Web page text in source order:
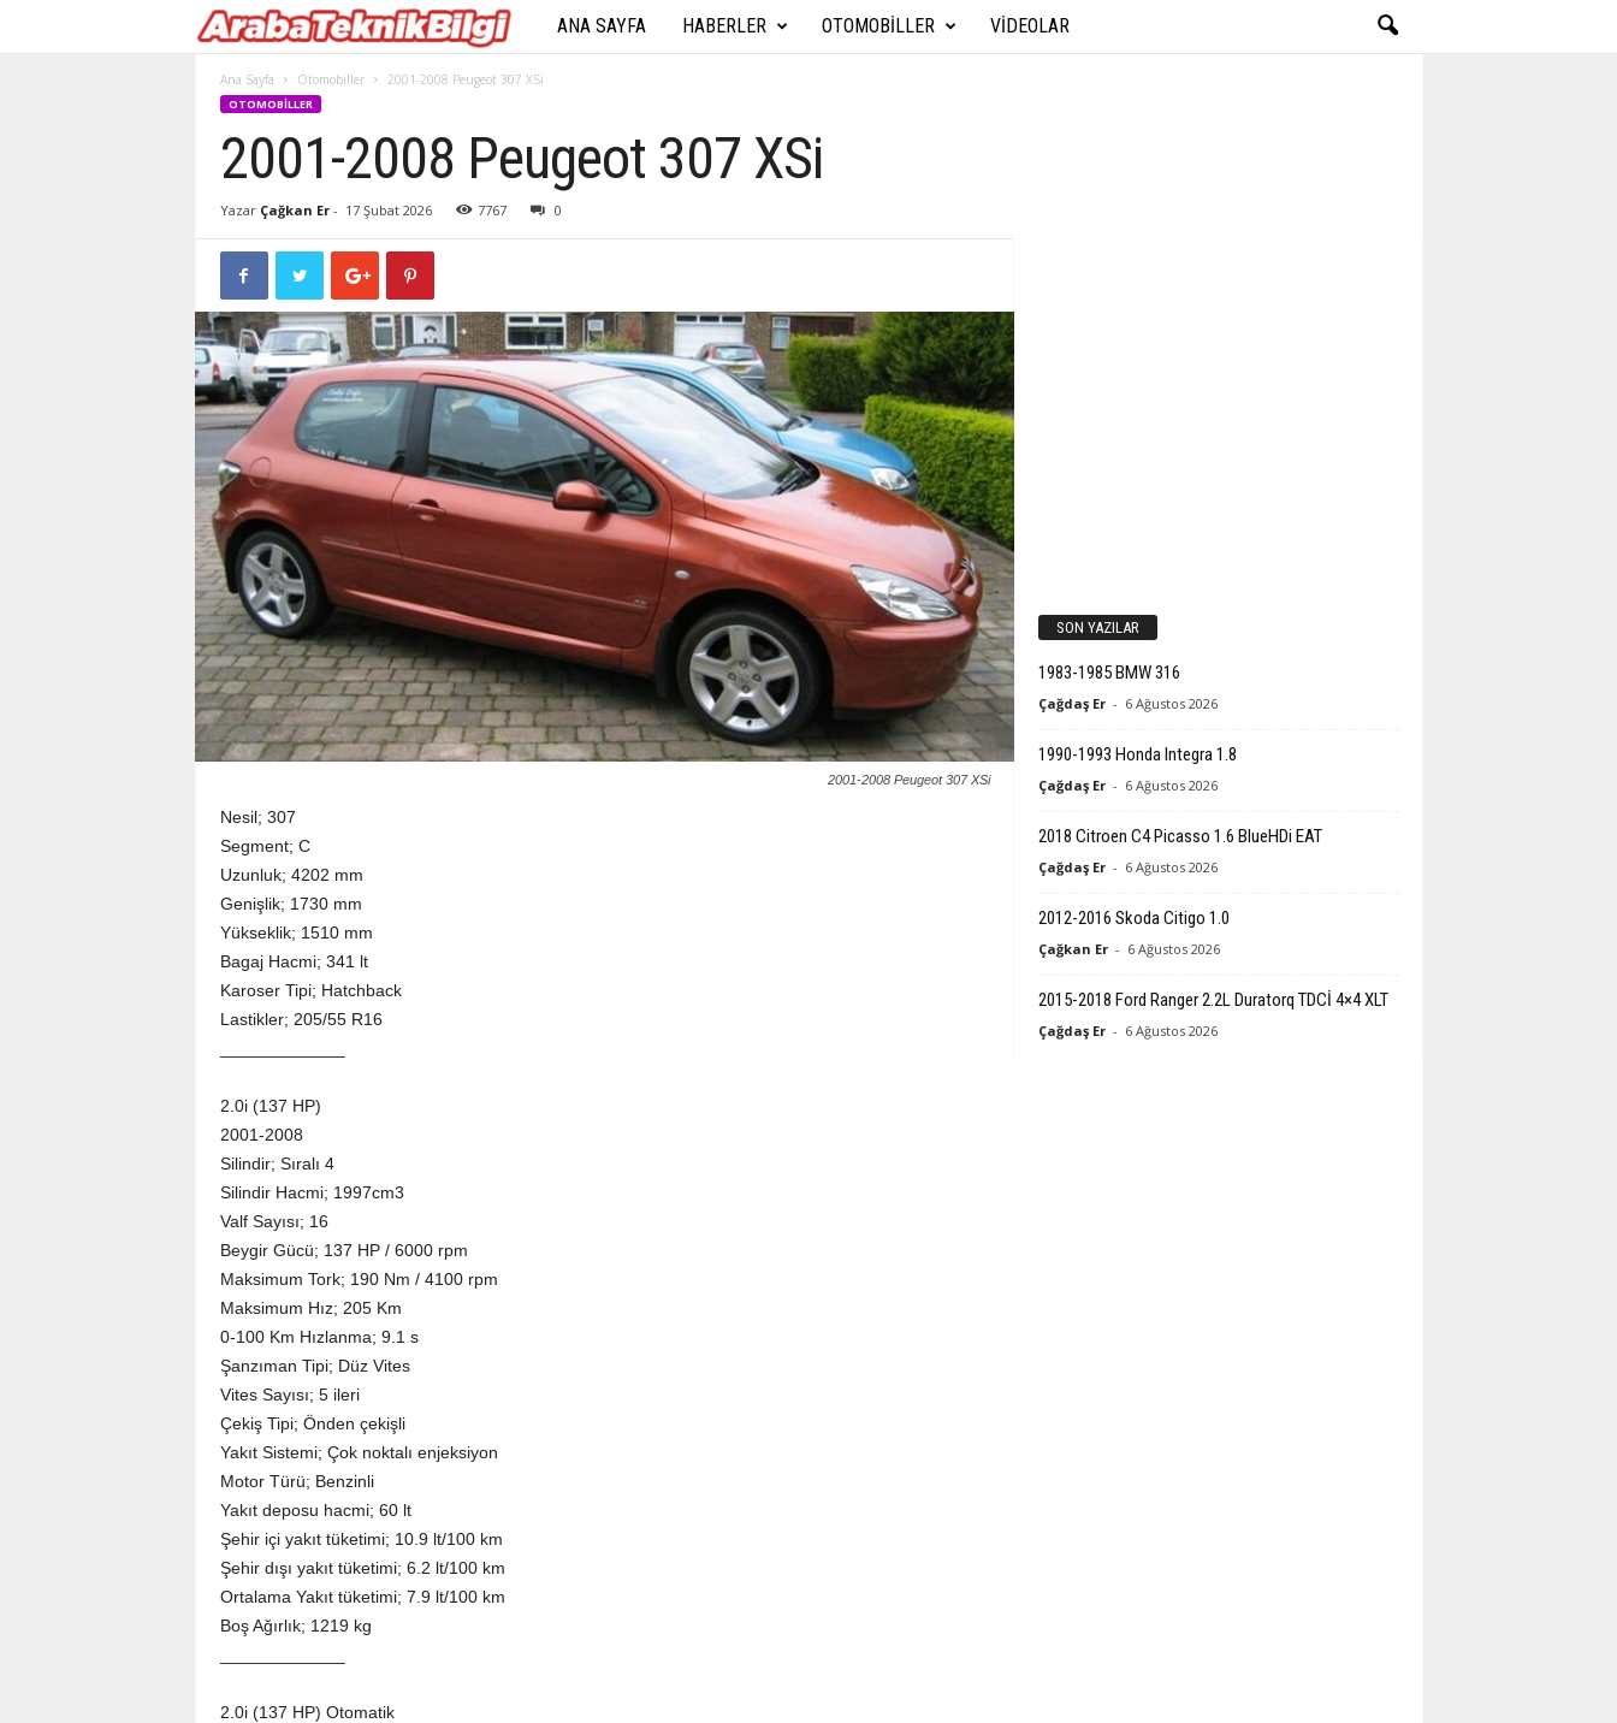
r
b
a
e
k
i
l
g
ANA SAYFA HABERLER OTOMOBILLER VIDEOLAR
Ana Sayfa Otomobiller 2001-2008 Peugeot 307 XSi
OTOMOBILLER
2001-2008 Peugeot 307 XSi
Yazar Çağkan Er- 17 Şubat 2026 7767 0
2001-2008 Peugeot 307 XSi
Nesil; 307
Segment; C
Uzunluk; 4202 mm
Genişlik; 1730 mm
Yükseklik; 1510 mm
Bagaj Hacmi; 341 lt
Karoser Tipi; Hatchback
Lastikler; 205/55 R16
2.0i (137 HP)
2001-2008
Silindir; Sıralı 4
Silindir Hacmi; 1997cm3
Valf Sayısı; 16
Beygir Gücü; 137 HP / 6000 rpm
Maksimum Tork; 190 Nm / 4100 rpm
Maksimum Hız; 205 Km
0-100 Km Hızlanma; 9.1 s
Şanzıman Tipi; Düz Vites
Vites Sayısı; 5 ileri
Çekiş Tipi; Önden çekişli
Yakıt Sistemi; Çok noktalı enjeksiyon
Motor Türü; Benzinli
Yakıt deposu hacmi; 60 lt
Şehir içi yakıt tüketimi; 10.9 lt/100 km
Şehir dışı yakıt tüketimi; 6.2 lt/100 km
Ortalama Yakıt tüketimi; 7.9 lt/100 km
Boş Ağırlık; 1219 kg
2.0i (137 HP) Otomatik
SON YAZILAR
1983-1985 BMW 316
Çağdaş Er - 6 Ağustos 2026
1990-1993 Honda Integra 1.8
Çağdaş Er - 6 Ağustos 2026
2018 Citroen C4 Picasso 1.6 BlueHDi EAT
Çağdaş Er - 6 Ağustos 2026
2012-2016 Skoda Citigo 1.0
Çağkan Er - 6 Ağustos 2026
2015-2018 Ford Ranger 2.2L Duratorq TDCİ 4×4 XLT
Çağdaş Er - 6 Ağustos 2026